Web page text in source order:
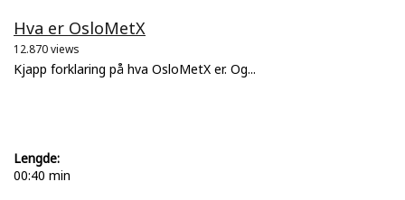
Hva er OsloMetX
12.870 views
Kjapp forklaring på hva OsloMetX er. Og...
Lengde:
00:40 min